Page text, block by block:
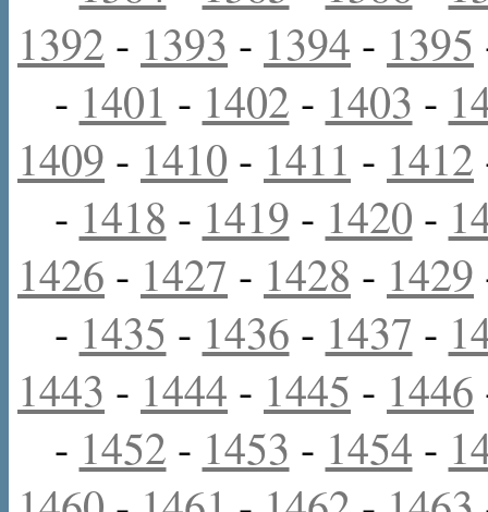
1392 - 1393 - 1394 - 1395
- 1401 - 1402 - 1403 -
1409 - 1410 - 1411 - 1412
- 1418 - 1419 - 1420 -
1426 - 1427 - 1428 - 1429
- 1435 - 1436 - 1437 -
1443 - 1444 - 1445 - 1446
- 1452 - 1453 - 1454 -